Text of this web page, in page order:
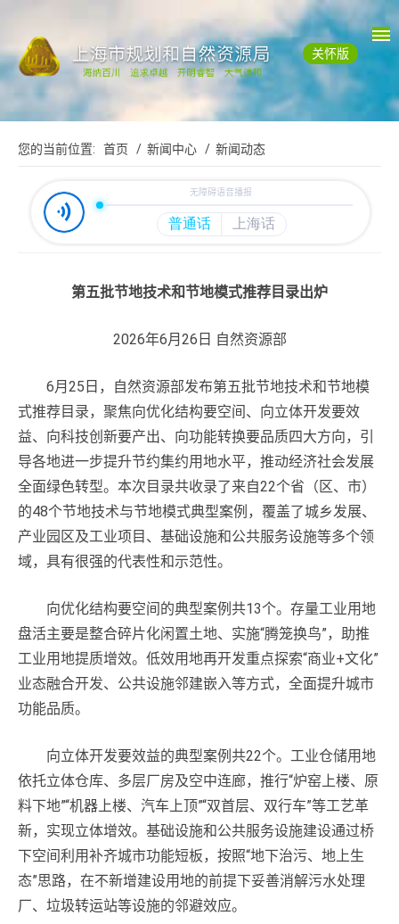
关怀版
您的当前位置: 首页 / 新闻中心 / 新闻动态
第五批节地技术和节地模式推荐目录出炉
2026年6月26日 自然资源部
6月25日，自然资源部发布第五批节地技术和节地模
式推荐目录，聚焦向优化结构要空间、向立体开发要效
益、向科技创新要产出、向功能转换要品质四大方向，引
导各地进一步提升节约集约用地水平，推动经济社会发展
全面绿色转型。本次目录共收录了来自22个省（区、市）
的48个节地技术与节地模式典型案例，覆盖了城乡发展、
产业园区及工业项目、基础设施和公共服务设施等多个领
域，具有很强的代表性和示范性。
向优化结构要空间的典型案例共13个。存量工业用地
盘活主要是整合碎片化闲置土地、实施“腾笼换鸟”，助推
工业用地提质增效。低效用地再开发重点探索“商业+文化”
业态融合开发、公共设施邻建嵌入等方式，全面提升城市
功能品质。
向立体开发要效益的典型案例共22个。工业仓储用地
依托立体仓库、多层厂房及空中连廊，推行“炉窑上楼、原
料下地”“机器上楼、汽车上顶”“双首层、双行车”等工艺革
新，实现立体增效。基础设施和公共服务设施建设通过桥
下空间利用补齐城市功能短板，按照“地下治污、地上生
态”思路，在不新增建设用地的前提下妥善消解污水处理
厂、垃圾转运站等设施的邻避效应。